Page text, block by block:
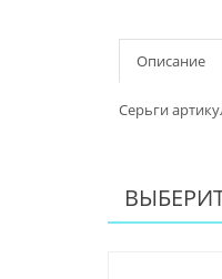
Описание
Серьги